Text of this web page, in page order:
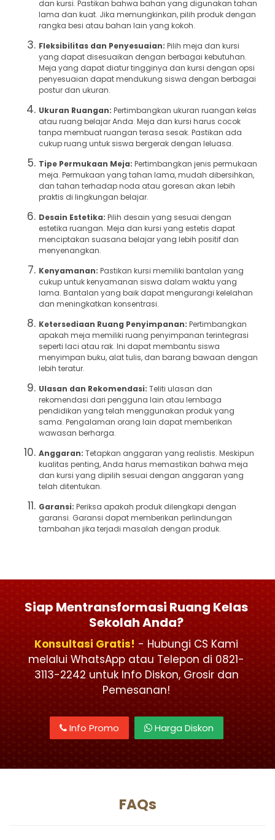
dan kursi. Pastikan bahwa bahan yang digunakan tahan
lama dan kuat. Jika memungkinkan, pilih produk dengan
rangka besi atau bahan lain yang kokoh.
Fleksibilitas dan Penyesuaian: Pilih meja dan kursi
yang dapat disesuaikan dengan berbagai kebutuhan.
Meja yang dapat diatur tingginya dan kursi dengan opsi
penyesuaian dapat mendukung siswa dengan berbagai
postur dan ukuran.
Ukuran Ruangan: Pertimbangkan ukuran ruangan kelas
atau ruang belajar Anda. Meja dan kursi harus cocok
tanpa membuat ruangan terasa sesak. Pastikan ada
cukup ruang untuk siswa bergerak dengan leluasa.
Tipe Permukaan Meja: Pertimbangkan jenis permukaan
meja. Permukaan yang tahan lama, mudah dibersihkan,
dan tahan terhadap noda atau goresan akan lebih
praktis di lingkungan belajar.
Desain Estetika: Pilih desain yang sesuai dengan
estetika ruangan. Meja dan kursi yang estetis dapat
menciptakan suasana belajar yang lebih positif dan
menyenangkan.
Kenyamanan: Pastikan kursi memiliki bantalan yang
cukup untuk kenyamanan siswa dalam waktu yang
lama. Bantalan yang baik dapat mengurangi kelelahan
dan meningkatkan konsentrasi.
Ketersediaan Ruang Penyimpanan: Pertimbangkan
apakah meja memiliki ruang penyimpanan terintegrasi
seperti laci atau rak. Ini dapat membantu siswa
menyimpan buku, alat tulis, dan barang bawaan dengan
lebih teratur.
Ulasan dan Rekomendasi: Teliti ulasan dan
rekomendasi dari pengguna lain atau lembaga
pendidikan yang telah menggunakan produk yang
sama. Pengalaman orang lain dapat memberikan
wawasan berharga.
Anggaran: Tetapkan anggaran yang realistis. Meskipun
kualitas penting, Anda harus memastikan bahwa meja
dan kursi yang dipilih sesuai dengan anggaran yang
telah ditentukan.
Garansi: Periksa apakah produk dilengkapi dengan
garansi. Garansi dapat memberikan perlindungan
tambahan jika terjadi masalah dengan produk.
Siap Mentransformasi Ruang Kelas
Sekolah Anda?
Konsultasi Gratis! - Hubungi CS Kami
melalui WhatsApp atau Telepon di 0821-
3113-2242 untuk Info Diskon, Grosir dan
Pemesanan!
Info Promo Harga Diskon
FAQs